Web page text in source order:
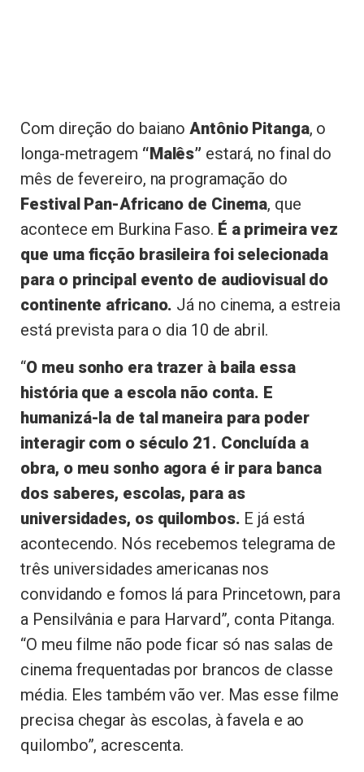
Com direção do baianoAntônio Pitanga, o
longa-metragem “Malês” estará, no final do
mês de fevereiro, na programação do
Festival Pan-Africano de Cinema, que
acontece em Burkina Faso. É a primeira vez
que uma ficção brasileira foi selecionada
para o principal evento de audiovisual do
continente africano. Já no cinema, a estreia
está prevista para o dia 10 de abril.
“O meu sonho era trazer à baila essa
história que a escola não conta. E
humanizá-la de tal maneira para poder
interagir com o século 21. Concluída a
obra, o meu sonho agora é ir para banca
dos saberes, escolas, para as
universidades, os quilombos. E já está
acontecendo. Nós recebemos telegrama de
três universidades americanas nos
convidando e fomos lá para Princetown, para
a Pensilvânia e para Harvard”, conta Pitanga.
“O meu filme não pode ficar só nas salas de
cinema frequentadas por brancos de classe
média. Eles também vão ver. Mas esse filme
precisa chegar às escolas, à favela e ao
quilombo”, acrescenta.